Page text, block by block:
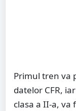
Primul tren va
datelor CFR,
clasa a II-a, va